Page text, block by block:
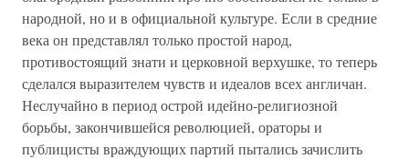
народной, но и в официальной культуре. Если в средние
века он представлял только простой народ,
противостоящий знати и церковной верхушке, то теперь
сделался выразителем чувств и идеалов всех англичан.
Неслучайно в период острой идейно-религиозной
борьбы, закончившейся революцией, ораторы и
публицисты враждующих партий пытались зачислить